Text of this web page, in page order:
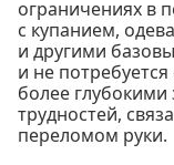
ограничениях в
с купанием,
и другими
и не
более
трудностей,
переломом руки.